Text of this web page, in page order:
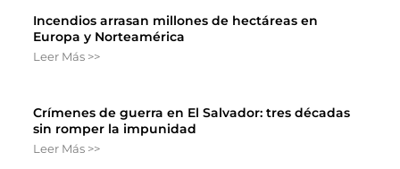
Incendios arrasan millones de hectáreas en
Europa y Norteamérica
Leer Más >>
Crímenes de guerra en El Salvador: tres décadas
sin romper la impunidad
Leer Más >>